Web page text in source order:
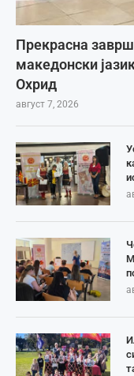
Прекрасна
македонски
Охрид
август 7, 2026